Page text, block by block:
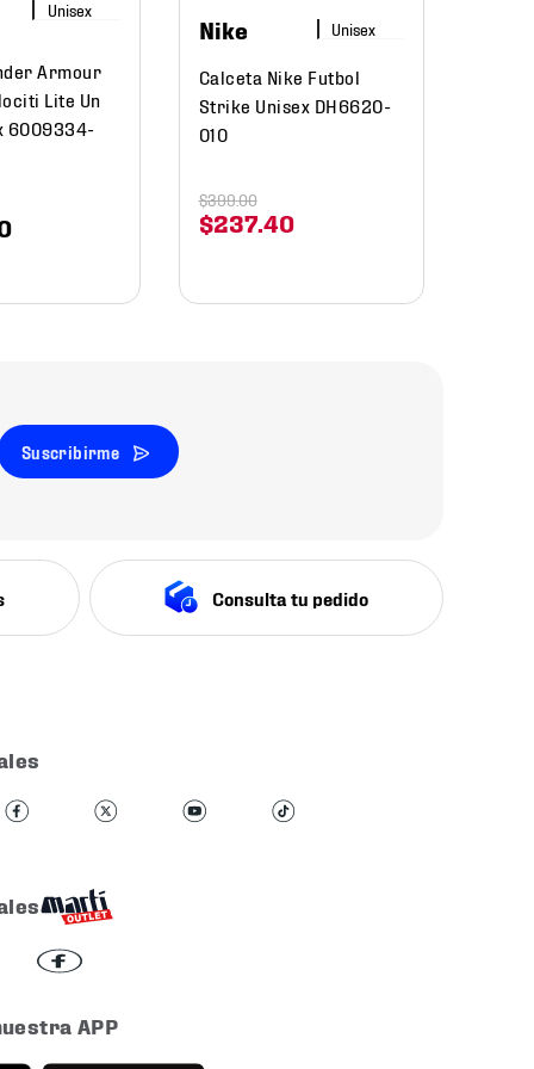
Armour
Lite Un
6009334-
Nike
Calceta Nike Futbol
Strike Unisex DH6620-
010
$237.40
$399.00
Suscribirme
Consulta tu pedido
APP